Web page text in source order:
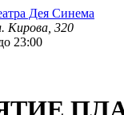
Кирова, 320
23:00